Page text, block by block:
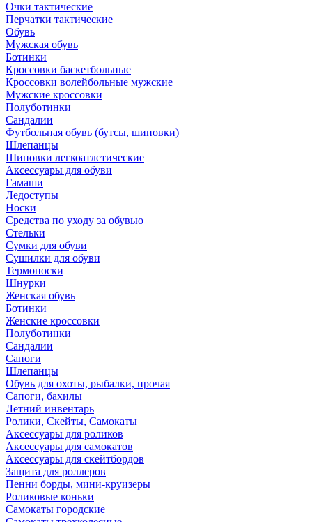
Очки тактические
Перчатки тактические
Обувь
Мужская обувь
Ботинки
Кроссовки баскетбольные
Кроссовки волейбольные мужские
Мужские кроссовки
Полуботинки
Сандалии
Футбольная обувь (бутсы, шиповки)
Шлепанцы
Шиповки легкоатлетические
Аксессуары для обуви
Гамаши
Ледоступы
Носки
Средства по уходу за обувью
Стельки
Сумки для обуви
Сушилки для обуви
Термоноски
Шнурки
Женская обувь
Ботинки
Женские кроссовки
Полуботинки
Сандалии
Сапоги
Шлепанцы
Обувь для охоты, рыбалки, прочая
Сапоги, бахилы
Летний инвентарь
Ролики, Скейты, Самокаты
Аксессуары для роликов
Аксессуары для самокатов
Аксессуары для скейтбордов
Защита для роллеров
Пенни борды, мини-круизеры
Роликовые коньки
Самокаты городские